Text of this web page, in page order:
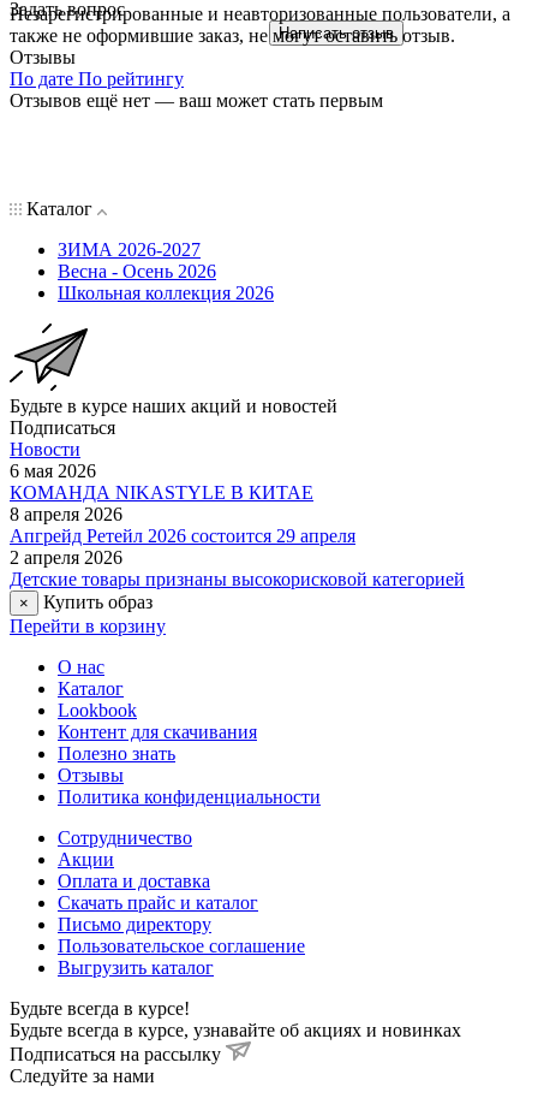
Задать вопрос
Написать отзыв
Незарегистрированные и неавторизованные пользователи, а
также не оформившие заказ, не могут оставить отзыв.
Отзывы
По дате По рейтингу
Отзывов ещё нет — ваш может стать первым
Каталог
ЗИМА 2026-2027
Весна - Осень 2026
Школьная коллекция 2026
Будьте в курсе наших акций и новостей
Подписаться
Новости
6 мая 2026
КОМАНДА NIKASTYLE В КИТАЕ
8 апреля 2026
Апгрейд Ретейл 2026 состоится 29 апреля
2 апреля 2026
Детские товары признаны высокорисковой категорией
×
Купить образ
Перейти в корзину
О нас
Каталог
Lookbook
Контент для скачивания
Полезно знать
Отзывы
Политика конфиденциальности
Сотрудничество
Акции
Оплата и доставка
Скачать прайс и каталог
Письмо директору
Пользовательское соглашение
Выгрузить каталог
Будьте всегда в курсе!
Будьте всегда в курсе, узнавайте об акциях и новинках
Подписаться на рассылку
Cледуйте за нами